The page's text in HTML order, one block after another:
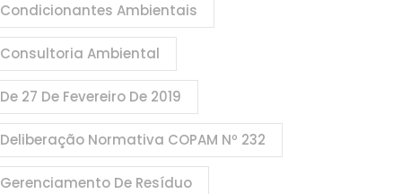
Condicionantes Ambientais
Consultoria Ambiental
De 27 De Fevereiro De 2019
Deliberação Normativa COPAM Nº 232
Gerenciamento De Resíduo